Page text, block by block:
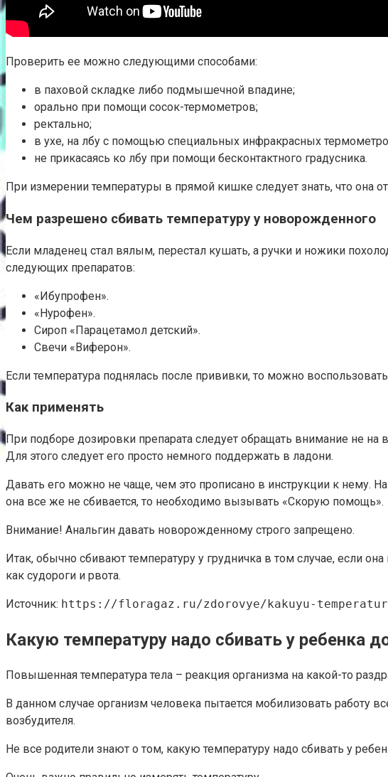
Проверить ее можно следующими способами:
в паховой складке либо подмышечной впадине;
орально при помощи сосок-термометров;
ректально;
в ухе, на лбу с помощью специальных инфракрасных
не прикасаясь ко лбу при помощи бесконтактного градусника.
При измерении температуры в прямой кишке следует знать, что она
Чем разрешено сбивать температуру у новорожденного
Если младенец стал вялым, перестал кушать, а ручки и ножики
следующих препаратов:
«Ибупрофен».
«Нурофен».
Сироп «Парацетамол детский».
Свечи «Виферон».
Если температура поднялась после прививки, то можно
Как применять
При подборе дозировки препарата следует обращать внимание не на
Для этого следует его просто немного поддержать в ладони.
Давать его можно не чаще, чем это прописано в инструкции к нему.
она все же не сбивается, то необходимо вызывать «Скорую помощь».
Внимание! Анальгин давать новорожденному строго запрещено.
Итак, обычно сбивают температуру у грудничка в том случае, если
как судороги и рвота.
Источник: https://floragaz.ru/zdorovye/kakuyu-
Какую температуру надо сбивать у ребенка
Повышенная температура тела – реакция организма на какой-то
В данном случае организм человека пытается мобилизовать работу
возбудителя.
Не все родители знают о том, какую температуру надо сбивать у